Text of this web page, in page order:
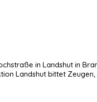
in Landshut in
Landshut bittet Zeugen,